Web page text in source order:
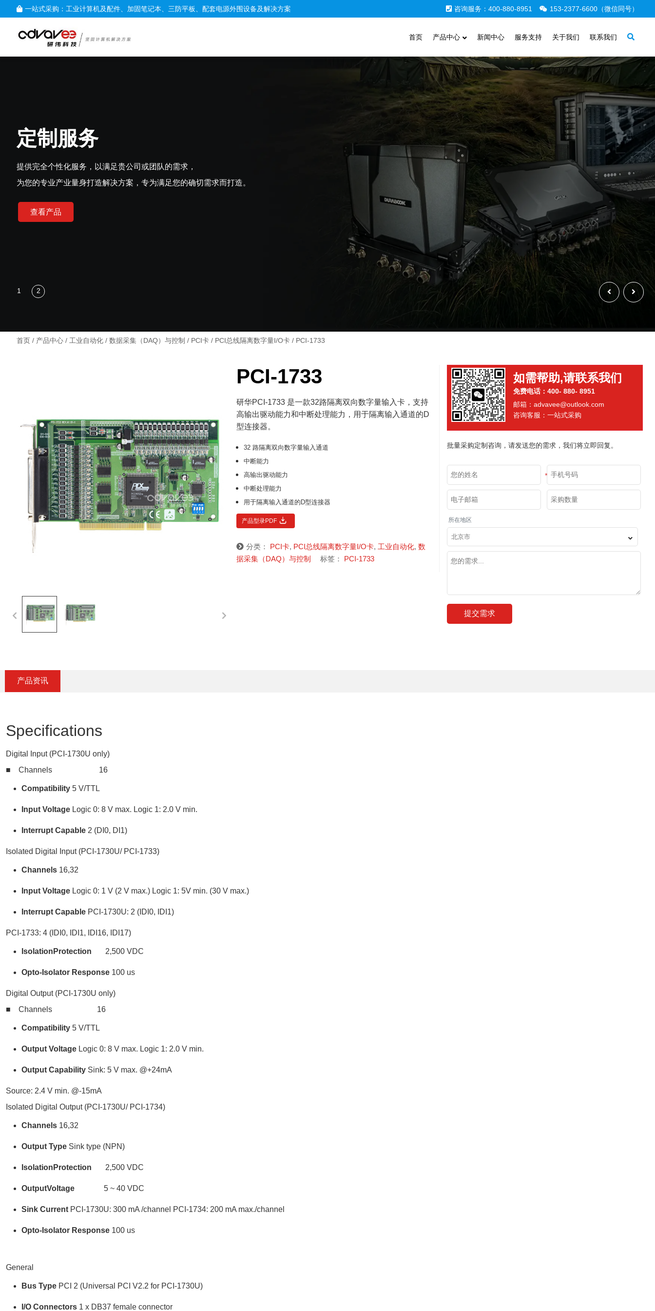
一站式采购：工业计算机及配件、加固笔记本、三防平板、配套电源外围设备及解决方案 咨询服务：400-880-8951 153-2377-6600（微信同号）
首页 产品中心 新闻中心 服务支持 关于我们 联系我们
定制服务
提供完全个性化服务，以满足贵公司或团队的需求，
为您的专业产业量身打造解决方案，专为满足您的确切需求而打造。
查看产品
首页/ 产品中心/ 工业自动化/ 数据采集（DAQ）与控制 / PCI卡/ PCI总线隔离数字量I/O卡/ PCI-1733
PCI-1733
研华PCI-1733 是一款32路隔离双向数字量输入卡，支持
高输出驱动能力和中断处理能力，用于隔离输入通道的D
型连接器。
32 路隔离双向数字量输入通道
中断能力
高输出驱动能力
中断处理能力
用于隔离输入通道的D型连接器
产品型录PDF
分类： PCI卡, PCI总线隔离数字量I/O卡, 工业自动化, 数
据采集（DAQ）与控制
标签： PCI-1733
如需帮助,请联系我们
免费电话：400- 880- 8951
邮箱：advavee@outlook.com
咨询客服：一站式采购
批量采购定制咨询，请发送您的需求，我们将立即回复。
*
所在地区
产品资讯
Specifications
Digital Input (PCI-1730U only)
■ Channels 16
Compatibility 5 V/TTL
Input Voltage Logic 0: 8 V max. Logic 1: 2.0 V min.
Interrupt Capable 2 (DI0, DI1)
Isolated Digital Input (PCI-1730U/ PCI-1733)
Channels 16,32
Input Voltage Logic 0: 1 V (2 V max.) Logic 1: 5V min. (30 V max.)
Interrupt Capable PCI-1730U: 2 (IDI0, IDI1)
PCI-1733: 4 (IDI0, IDI1, IDI16, IDI17)
Isolation Protection 2,500 VDC
Opto-Isolator Response 100 us
Digital Output (PCI-1730U only)
■ Channels 16
Compatibility 5 V/TTL
Output Voltage Logic 0: 8 V max. Logic 1: 2.0 V min.
Output Capability Sink: 5 V max. @+24mA
Source: 2.4 V min. @-15mA
Isolated Digital Output (PCI-1730U/ PCI-1734)
Channels 16,32
Output Type Sink type (NPN)
Isolation Protection 2,500 VDC
OutputVoltage 5 ~ 40 VDC
Sink Current PCI-1730U: 300 mA /channel PCI-1734: 200 mA max./channel
Opto-Isolator Response 100 us
General
Bus Type PCI 2 (Universal PCI V2.2 for PCI-1730U)
I/O Connectors 1 x DB37 female connector